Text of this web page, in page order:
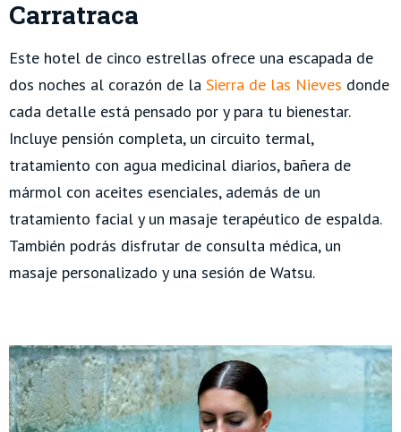
Carratraca
Este hotel de cinco estrellas ofrece una escapada de
dos noches al corazón de la Sierra de las Nieves donde
cada detalle está pensado por y para tu bienestar.
Incluye pensión completa, un circuito termal,
tratamiento con agua medicinal diarios, bañera de
mármol con aceites esenciales, además de un
tratamiento facial y un masaje terapéutico de espalda.
También podrás disfrutar de consulta médica, un
masaje personalizado y una sesión de Watsu.